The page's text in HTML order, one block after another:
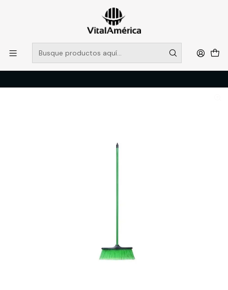
POR SISTEMA FRONTAL SOLO RETIROS EN TIENDA, DESDE
MUCHAS GRACIAS +569 5956 2237
Leer más
Inicio Catálogo
LIMPIEZA E HIGENE INDUSTRIAL
ACCESORIOS DE LIMPIEZA
ESCOBA PLASTICO GENERICA